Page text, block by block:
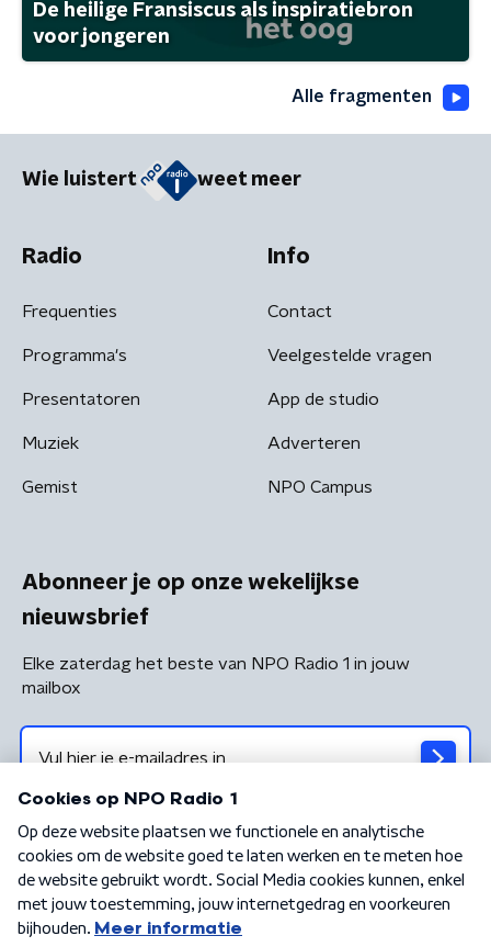
De heilige Fransiscus als inspiratiebron
voor jongeren
Alle fragmenten
Wie luistert weet meer
Radio
Frequenties
Programma's
Presentatoren
Muziek
Gemist
Info
Contact
Veelgestelde vragen
App de studio
Adverteren
NPO Campus
Abonneer je op onze wekelijkse
nieuwsbrief
Elke zaterdag het beste van NPO Radio 1 in jouw
mailbox
Algemene voorwaarden